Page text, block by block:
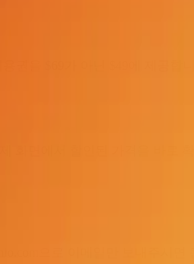
권을 $69가 아닌 $49에 제공합니
화면에서 할인된 가격을 바로